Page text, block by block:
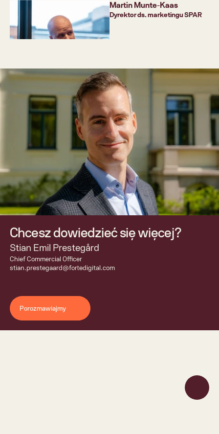
Martin Munte-Kaas
Dyrektor ds. marketingu SPAR
Chcesz dowiedzieć się więcej?
Stian Emil Prestegård
Chief Commercial Officer
stian.prestegaard@fortedigital.com
Porozmawiajmy